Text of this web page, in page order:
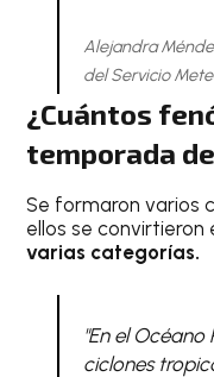
Alejandra
del Servicio
¿Cuántos
temporada
Se formaron varios
ellos se convirtieron
varias categorías.
"En el
ciclones